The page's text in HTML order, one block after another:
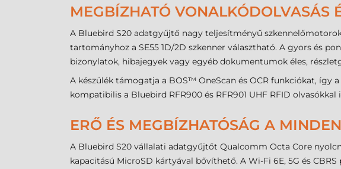
MEGBÍZHATÓ VONALKÓDOLVASÁS
A Bluebird S20 adatgyűjtő nagy teljesítményű
tartományhoz a SE55 1D/2D szkenner választható. A gyors és
bizonylatok, hibajegyek vagy egyéb dokumentumok éles,
A készülék támogatja a BOS™ OneScan és OCR funkciókat, így
kompatibilis a Bluebird RFR900 és RFR901 UHF RFID
ERŐ ÉS MEGBÍZHATÓSÁG A
A Bluebird S20 vállalati adatgyűjtőt Qualcomm Octa Core
kapacitású MicroSD kártyával bővíthető. A Wi-Fi 6E, 5G és